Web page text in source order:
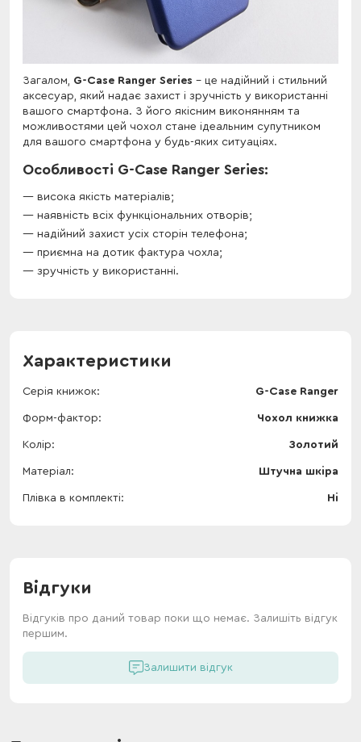
Загалом, G-Case Ranger Series - це надійний і стильний
аксесуар, який надає захист і зручність у використанні
вашого смартфона. З його якісним виконянням та
можливостями цей чохол стане ідеальним супутником
для вашого смартфона у будь-яких ситуаціях.
Особливості G-Case Ranger Series:
висока якість матеріалів;
наявність всіх функціональних отворів;
надійний захист усіх сторін телефона;
приємна на дотик фактура чохла;
зручність у використанні.
Характеристики
Серія книжок G-Case Ranger
Форм-фактор Чохол книжка
Колір Золотий
Матеріал Штучна шкіра
Плівка в комплекті Ні
Відгуки
Відгуків про даний товар поки що немає. Залишіть відгук
першим.
Залишити відгук